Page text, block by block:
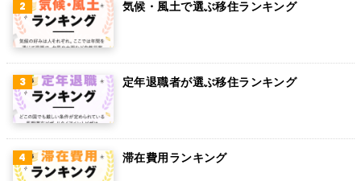
グアム
パラグアイ
アラブ首長国連邦
スウェーデン
ペルー
ボリビア
気候・風土で選ぶ移住ランキング
定年退職者が選ぶ移住ランキング
滞在費用ランキング